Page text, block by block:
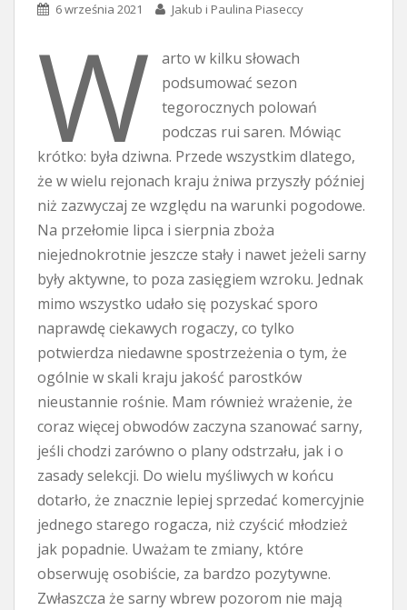
6 września 2021 Jakub i Paulina Piaseccy
W
arto w kilku słowach
podsumować sezon
tegorocznych polowań
podczas rui saren. Mówiąc
krótko: była dziwna. Przede wszystkim dlatego,
że w wielu rejonach kraju żniwa przyszły później
niż zazwyczaj ze względu na warunki pogodowe.
Na przełomie lipca i sierpnia zboża
niejednokrotnie jeszcze stały i nawet jeżeli sarny
były aktywne, to poza zasięgiem wzroku. Jednak
mimo wszystko udało się pozyskać sporo
naprawdę ciekawych rogaczy, co tylko
potwierdza niedawne spostrzeżenia o tym, że
ogólnie w skali kraju jakość parostków
nieustannie rośnie. Mam również wrażenie, że
coraz więcej obwodów zaczyna szanować sarny,
jeśli chodzi zarówno o plany odstrzału, jak i o
zasady selekcji. Do wielu myśliwych w końcu
dotarło, że znacznie lepiej sprzedać komercyjnie
jednego starego rogacza, niż czyścić młodzież
jak popadnie. Uważam te zmiany, które
obserwuję osobiście, za bardzo pozytywne.
Zwłaszcza że sarny wbrew pozorom nie mają